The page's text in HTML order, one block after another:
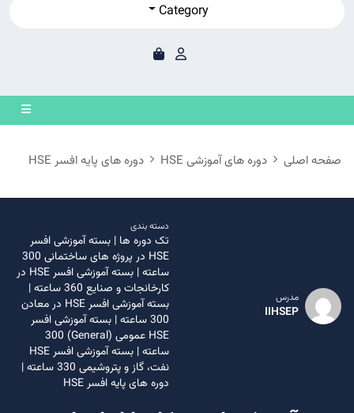
Category
صفحه اصلی دوره های آموزشی HSE دوره های پایه افسر HSE
مدرس
IIHSEP
دسته بندی
تک دوره ها | بسته آموزشی افسر
HSE در پروژه های ساختمانی 300
ساعته|
بسته آموزشی افسر HSE در
کارخانجات و صنایع 360 ساعته
|
بسته آموزشی افسر HSE در معادن
300 ساعته
| بسته آموزشی افسر
HSE عمومی (General) 300
ساعته|
بسته آموزشی افسر HSE
نفت، گاز و پتروشیمی 330 ساعته
|
دوره های پایه افسر HSE